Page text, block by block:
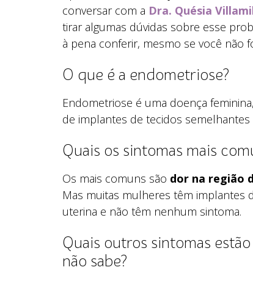
conversar com a Dra. Quésia
tirar algumas dúvidas sobre esse
à pena conferir, mesmo se você não
O que é a endometriose?
Endometriose é uma doença
de implantes de tecidos
Quais os sintomas mais
Os mais comuns são dor na região
Mas muitas mulheres têm implantes
uterina e não têm nenhum sintoma.
Quais outros sintomas
não sabe?